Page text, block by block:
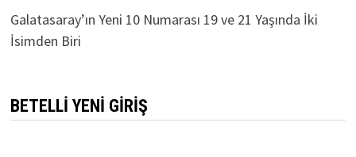
Galatasaray’ın Yeni 10 Numarası 19 ve 21 Yaşında İki
İsimden Biri
BETELLI YENI GIRIŞ